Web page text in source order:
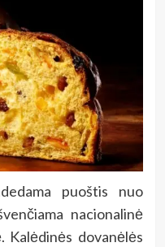
puoštis nuo
nacionalinė
Kalėdinės dovanėlės